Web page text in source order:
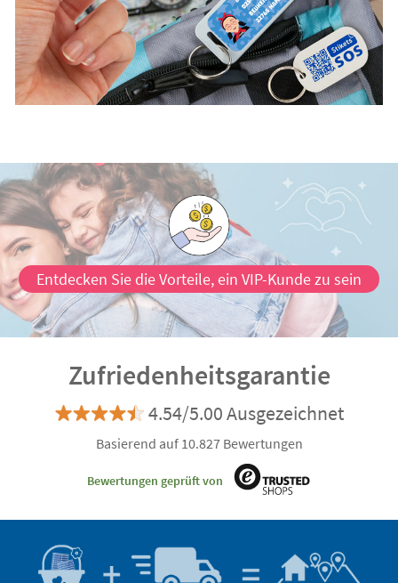
Entdecken Sie die Vorteile, ein VIP-Kunde zu sein
Zufriedenheitsgarantie
4.54/5.00 Ausgezeichnet
Basierend auf 10.827 Bewertungen
Bewertungen geprüft von